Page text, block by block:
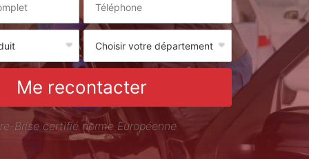
Me recontacter
Brise certifié norme Européenne